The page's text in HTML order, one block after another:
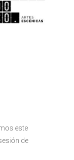
este
de